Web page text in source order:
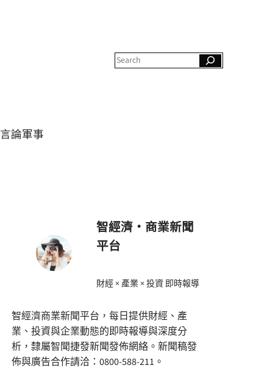
c
言論軍事
智經濟・商業新聞
平台
財經 × 產業 × 投資 即時報導
智經濟商業新聞平台，每日提供財經、產
業、投資與企業動態的即時報導與深度分
析，隸屬智聞捷發新聞發佈網絡。新聞稿發
佈與廣告合作請洽：0800-588-211。